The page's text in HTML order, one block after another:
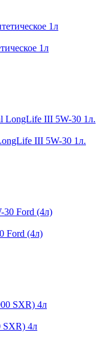
1л
III 5W-30 1л.
Ford (4л)
SXR) 4л